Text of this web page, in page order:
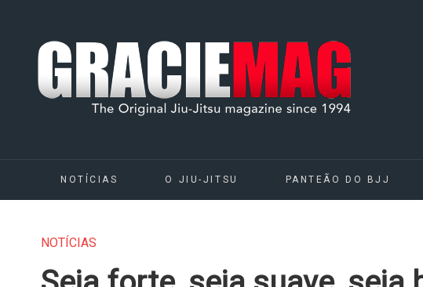
NOTÍCIAS O JIU-JITSU PANTEÃO DO BJJ
NOTÍCIAS